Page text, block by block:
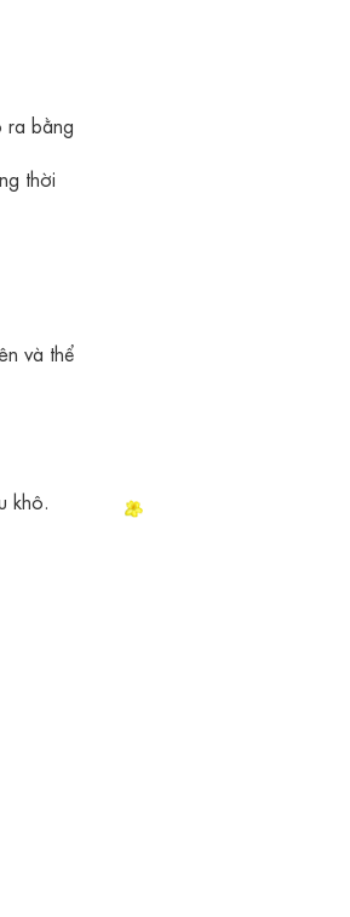
ra bằng
thời
và thể
khô.